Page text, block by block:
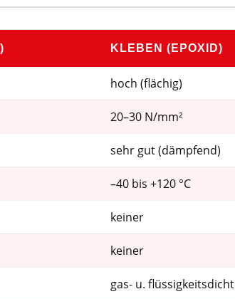
KLEBEN (EPOXID)
hoch (flächig)
20–30 N/mm²
sehr gut (dämpfend)
–40 bis +120 °C
keiner
keiner
gas- u. flüssigkeitsdicht